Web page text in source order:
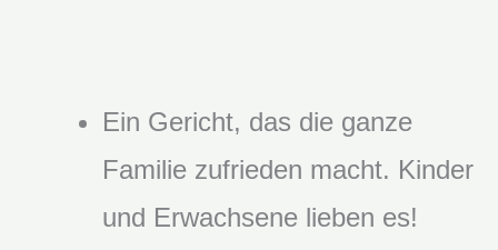
Ein Gericht, das die ganze
Familie zufrieden macht. Kinder
und Erwachsene lieben es!